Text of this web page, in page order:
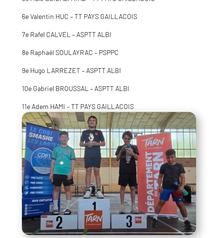
6e Valentin HUC – TT PAYS GAILLACOIS
7e Rafel CALVEL – ASPTT ALBI
8e Raphaël SOULAYRAC – PSPPC
9e Hugo LARREZET – ASPTT ALBI
10e Gabriel BROUSSAL – ASPTT ALBI
11e Adem HAMI – TT PAYS GAILLACOIS